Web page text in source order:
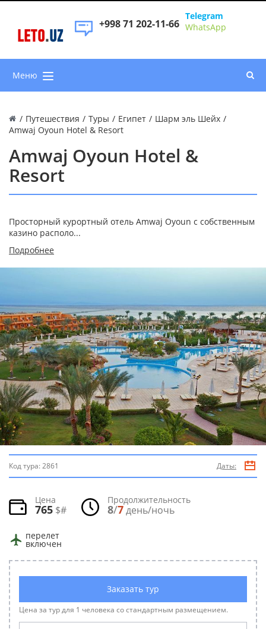
LETO.UZ
+998 71 202-11-66
Telegram
WhatsApp
Меню
/ Путешествия / Туры / Египет / Шарм эль Шейх /
Amwaj Oyoun Hotel & Resort
Amwaj Oyoun Hotel &
Resort
Просторный курортный отель Amwaj Oyoun с собственным
казино располо...
Подробнее
Код тура:2861 Даты:
Цена
765 $#
Продолжительность
8/7день/ночь
перелет
включен
Заказать тур
Цена за тур для 1 человека со стандартным размещением.